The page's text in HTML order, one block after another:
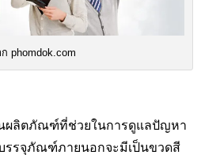
phomdok.com
ผลิตภัณฑ์ที่ช่วยในการดูแลปัญหา
รรจุภัณฑ์ภายนอกจะมีเป็นขวดสี